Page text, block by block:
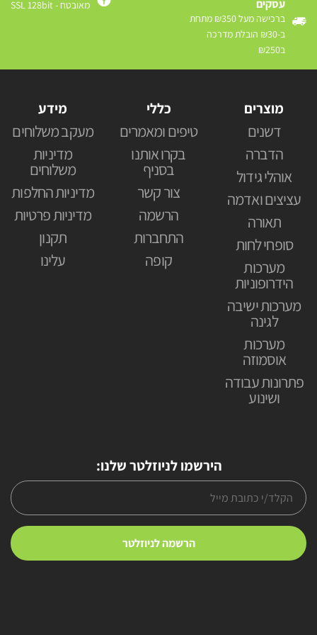
עסקים
ברכישה מעל ₪350 מתחת
ב-₪30 הובלת מדרכה
ב₪250
מאובטח - SSL 128bit
מוצרים
דשנים
הדברה
אוהלי גידול
עציצים ואדמה
תאורה
סופחי לחות
מערכות
הידרופוניות
מערכות ישיבה
לגינה
מערכות
אוסמוזה
פתרונות עבודה
ושינוע
כללי
טיפים ומאמרים
בקרו אותנו
בסניף
צור קשר
הרשמה
התחברות
קופה
מידע
מעקב משלוחים
מדיניות
משלוחים
מדיניות החלפות
מדיניות פרטיות
תקנון
עלינו
הירשמו לניוזלטר שלנו: